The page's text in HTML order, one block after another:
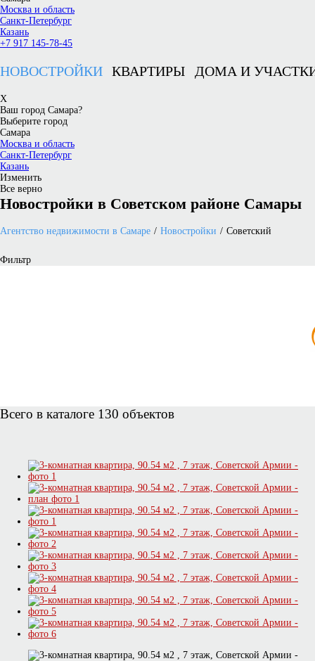
Москва и область
Санкт-Петербург
Казань
+7 917 145-78-45
НОВОСТРОЙКИ КВАРТИРЫ ДОМА И
X
Ваш город Самара?
Выберите город
Самара
Москва и область
Санкт-Петербург
Казань
Изменить
Все верно
Новостройки в Советском районе Самары
Агентство недвижимости в Самаре Новостройки Советский
Фильтр
Всего в каталоге 130 объектов